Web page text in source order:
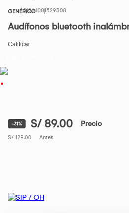
GENÉRICO1001529308
Audífonos bluetooth
-31% S/ 89.00 Precio
S/ 129.00 Antes